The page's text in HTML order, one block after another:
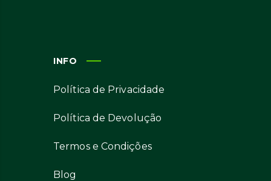
INFO
Política de Privacidade
Política de Devolução
Termos e Condições
Blog